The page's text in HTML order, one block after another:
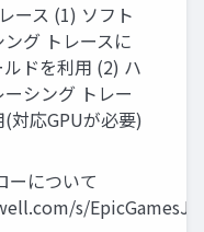
ース (1) ソフト
グ トレースに
ドを利用 (2) ハ
シング トレー
対応GPUが必要)
ーについて
s/